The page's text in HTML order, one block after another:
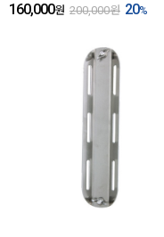
160,000원 200,000원 20%